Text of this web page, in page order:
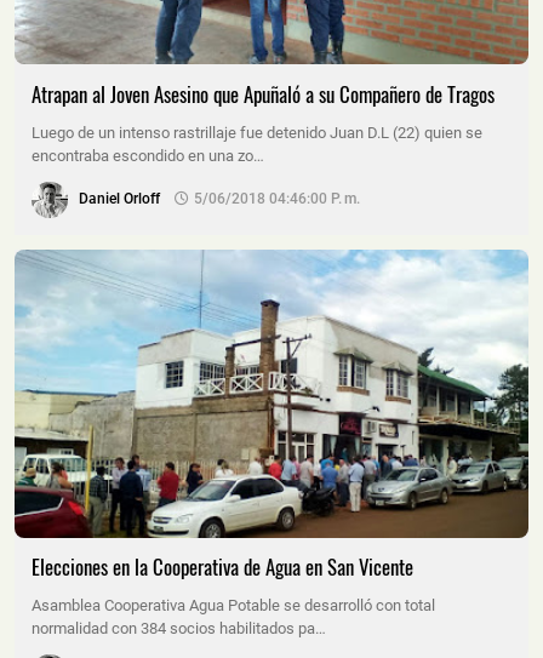
Atrapan al Joven Asesino que Apuñaló a su Compañero de Tragos
Luego de un intenso rastrillaje fue detenido Juan D.L (22) quien se
encontraba escondido en una zo…
Daniel Orloff 5/06/2018 04:46:00 P. M.
Elecciones en la Cooperativa de Agua en San Vicente
Asamblea Cooperativa Agua Potable se desarrolló con total
normalidad con 384 socios habilitados pa…